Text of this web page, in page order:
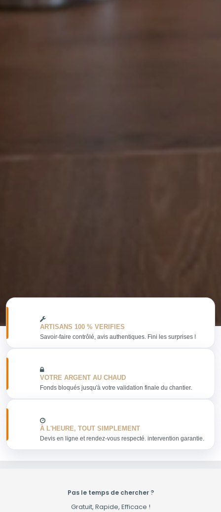
ARTISANS 100 % VERIFIES
Savoir-faire contrôlé, avis authentiques. Fini les surprises !
VOTRE ARGENT AU CHAUD
Fonds bloqués jusqu'à votre validation finale du chantier.
À L'HEURE, TOUT SIMPLEMENT
Devis en ligne et rendez-vous respecté. intervention garantie.
Pas le temps de chercher ?
Gratuit, Rapide, Efficace !